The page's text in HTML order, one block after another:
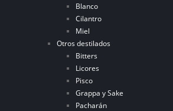
Blanco
Cilantro
Miel
Otros destilados
Bitters
Licores
Pisco
Grappa y Sake
Pacharán